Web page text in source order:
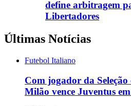
define arbitragem
Libertadores
Últimas Notícias
Futebol Italiano
Com jogador da
Milão vence Juventus